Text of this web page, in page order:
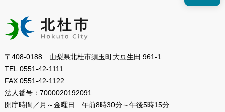
〒408-0188 山梨県北杜市須玉町大豆生田 961-1
TEL. 0551-42-1111
FAX. 0551-42-1122
法人番号： 7000020192091
開庁時間／月～金曜日
午前8時30分～午後5時15分